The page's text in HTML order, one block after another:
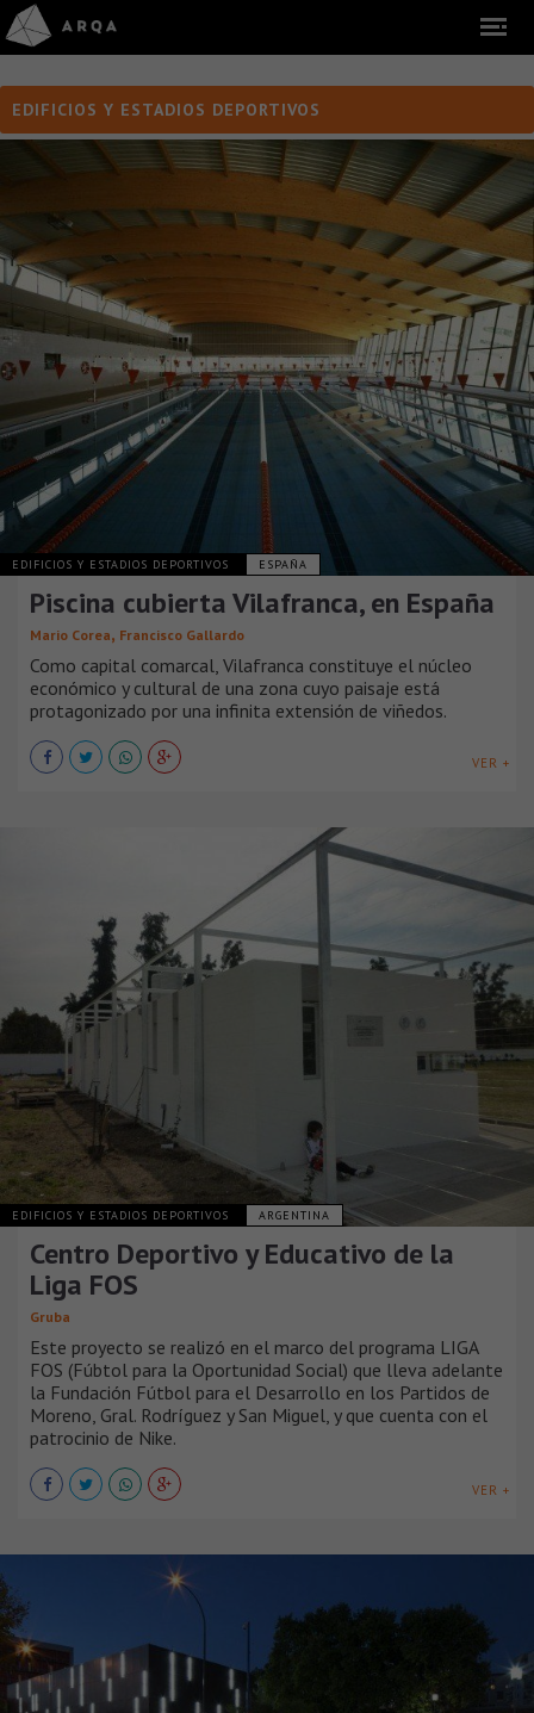
EDIFICIOS Y ESTADIOS DEPORTIVOS
EDIFICIOS Y ESTADIOS DEPORTIVOS ESPAÑA
Piscina cubierta Vilafranca, en España
Mario Corea, Francisco Gallardo
Como capital comarcal, Vilafranca constituye el núcleo
económico y cultural de una zona cuyo paisaje está
protagonizado por una infinita extensión de viñedos.
VER +
EDIFICIOS Y ESTADIOS DEPORTIVOS ARGENTINA
Centro Deportivo y Educativo de la
Liga FOS
Gruba
Este proyecto se realizó en el marco del programa LIGA
FOS (Fúbtol para la Oportunidad Social) que lleva adelante
la Fundación Fútbol para el Desarrollo en los Partidos de
Moreno, Gral. Rodríguez y San Miguel, y que cuenta con el
patrocinio de Nike.
VER +